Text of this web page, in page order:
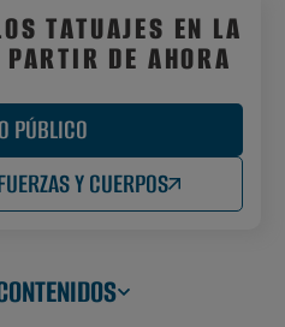
TATUAJES EN LA
DE AHORA
PÚBLICO
Y CUERPOS